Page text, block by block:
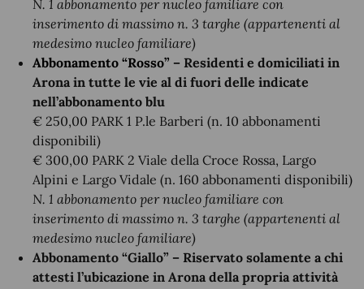
N. 1 abbonamento per nucleo familiare con
inserimento di massimo n. 3 targhe (appartenenti al
medesimo nucleo familiare)
Abbonamento “Rosso” – Residenti e domiciliati in
Arona in tutte le vie al di fuori delle indicate
nell’abbonamento blu
€ 250,00 PARK 1 P.le Barberi (n. 10 abbonamenti
disponibili)
€ 300,00 PARK 2 Viale della Croce Rossa, Largo
Alpini e Largo Vidale (n. 160 abbonamenti disponibili)
N. 1 abbonamento per nucleo familiare con
inserimento di massimo n. 3 targhe (appartenenti al
medesimo nucleo familiare)
Abbonamento “Giallo” – Riservato solamente a chi
attesti l’ubicazione in Arona della propria attività